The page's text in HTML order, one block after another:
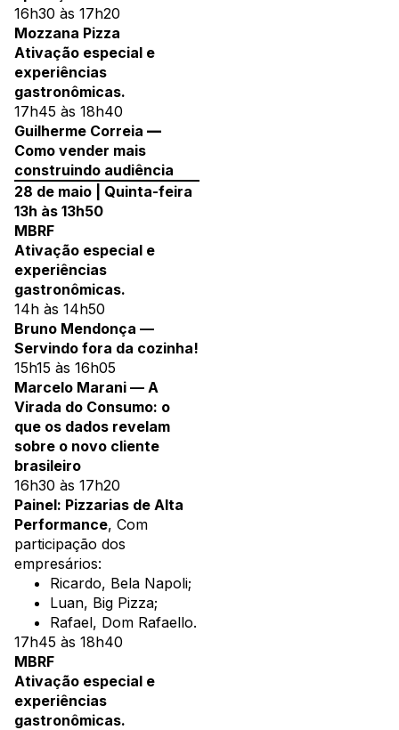
16h30 às 17h20
Mozzana Pizza
Ativação especial e
experiências
gastronômicas.
17h45 às 18h40
Guilherme Correia —
Como vender mais
construindo audiência
28 de maio | Quinta-feira
13h às 13h50
MBRF
Ativação especial e
experiências
gastronômicas.
14h às 14h50
Bruno Mendonça —
Servindo fora da cozinha!
15h15 às 16h05
Marcelo Marani — A
Virada do Consumo: o
que os dados revelam
sobre o novo cliente
brasileiro
16h30 às 17h20
Painel: Pizzarias de Alta
Performance, Com
participação dos
empresários:
Ricardo, Bela Napoli;
Luan, Big Pizza;
Rafael, Dom Rafaello.
17h45 às 18h40
MBRF
Ativação especial e
experiências
gastronômicas.